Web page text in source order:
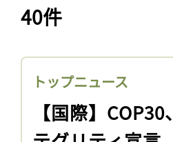
40件
トップニュース
【国際】